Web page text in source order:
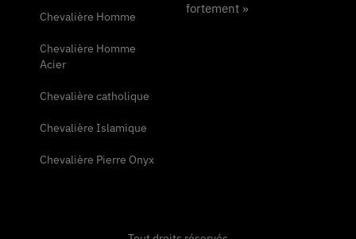
Chevalière Homme
Chevalière Homme
Acier
Chevalière catholique
Chevalière Islamique
Chevalière Pierre Onyx
fortement »